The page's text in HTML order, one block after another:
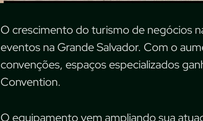
O crescimento do turismo de negócios
eventos na Grande Salvador. Com o
convenções, espaços especializados
Convention.
O equipamento vem ampliando sua